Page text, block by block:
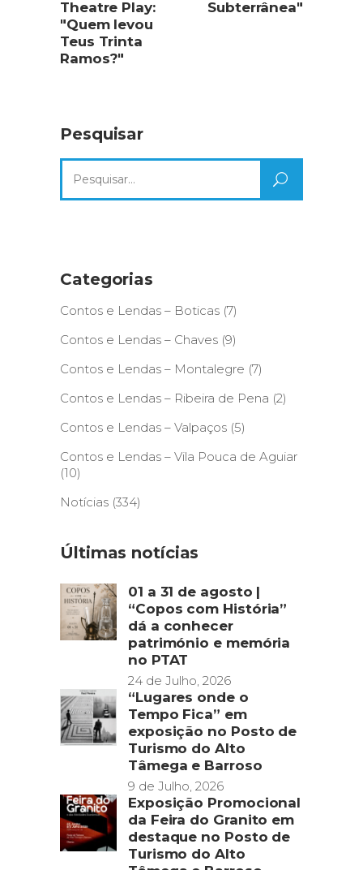
Theatre Play:
"Quem levou
Teus Trinta
Ramos?"
Subterrânea"
Pesquisar
for:
Categorias
Contos e Lendas – Boticas (7)
Contos e Lendas – Chaves (9)
Contos e Lendas – Montalegre (7)
Contos e Lendas – Ribeira de Pena (2)
Contos e Lendas – Valpaços (5)
Contos e Lendas – Vila Pouca de Aguiar
(10)
Notícias (334)
Últimas notícias
01 a 31 de agosto |
“Copos com História”
dá a conhecer
património e memória
no PTAT
24 de Julho, 2026
“Lugares onde o
Tempo Fica” em
exposição no Posto de
Turismo do Alto
Tâmega e Barroso
9 de Julho, 2026
Exposição Promocional
da Feira do Granito em
destaque no Posto de
Turismo do Alto